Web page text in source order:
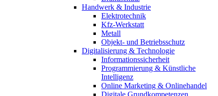
Handwerk & Industrie
Elektrotechnik
Kfz-Werkstatt
Metall
Objekt- und Betriebsschutz
Digitalisierung & Technologie
Informationssicherheit
Programmierung & Künstliche
Intelligenz
Online Marketing & Onlinehandel
Digitale Grundkompetenzen